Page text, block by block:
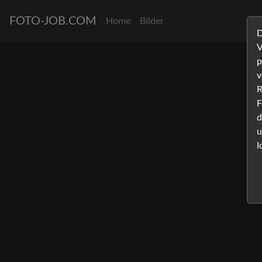
FOTO-JOB.COM Home
Bilder